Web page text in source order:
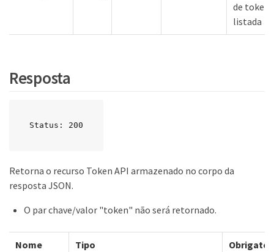
de
listada
Resposta
Status: 200
Retorna o recurso Token API armazenado no corpo da
resposta JSON.
O par chave/valor "token" não será retornado.
Nome Tipo